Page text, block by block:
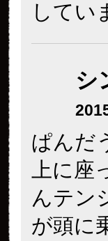
してい
シ
ぱんだ
上に
んテン
が頭に